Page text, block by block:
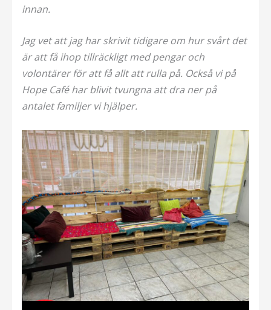
innan.
Jag vet att jag har skrivit tidigare om hur svårt det
är att få ihop tillräckligt med pengar och
volontärer för att få allt att rulla på. Också vi på
Hope Café har blivit tvungna att dra ner på
antalet familjer vi hjälper.